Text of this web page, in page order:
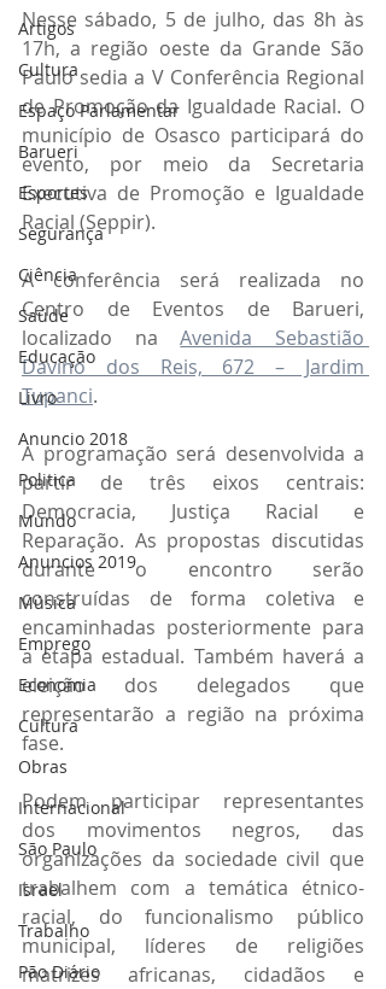
Artigos
Cultura
Espaço Parlamentar
Barueri
Esportes
Segurança
Ciência
Saúde
Educação
Livro
Anuncio 2018
Politica
Mundo
Anuncios 2019
Música
Emprego
Economia
Cultura
Obras
Internacional
São Paulo
Israel
Trabalho
Pão Diário
Nesse sábado, 5 de julho, das 8h às
17h, a região oeste da Grande São
Paulo sedia a V Conferência Regional
de Promoção da Igualdade Racial. O
município de Osasco participará do
evento, por meio da Secretaria
Executiva de Promoção e Igualdade
Racial (Seppir).
A conferência será realizada no
Centro de Eventos de Barueri,
localizado na Avenida Sebastião
Davino dos Reis, 672 – Jardim
Tupanci.
A programação será desenvolvida a
partir de três eixos centrais:
Democracia, Justiça Racial e
Reparação. As propostas discutidas
durante o encontro serão
construídas de forma coletiva e
encaminhadas posteriormente para
a etapa estadual. Também haverá a
eleição dos delegados que
representarão a região na próxima
fase.
Podem participar representantes
dos movimentos negros, das
organizações da sociedade civil que
trabalhem com a temática étnico-
racial, do funcionalismo público
municipal, líderes de religiões
matrizes africanas, cidadãos e